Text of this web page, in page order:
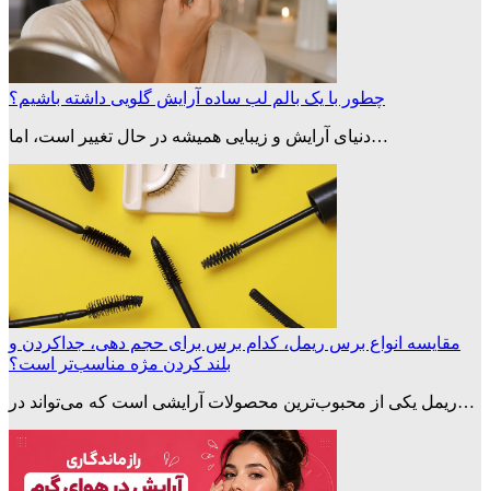
چطور با یک بالم لب ساده آرایش گلویی داشته باشیم؟
دنیای آرایش و زیبایی همیشه در حال تغییر است، اما…
مقایسه انواع برس ریمل، کدام برس برای حجم دهی، جداکردن و
بلند کردن مژه‌ مناسب‌تر است؟
ریمل یکی از محبوب‌ترین محصولات آرایشی است که می‌تواند در…